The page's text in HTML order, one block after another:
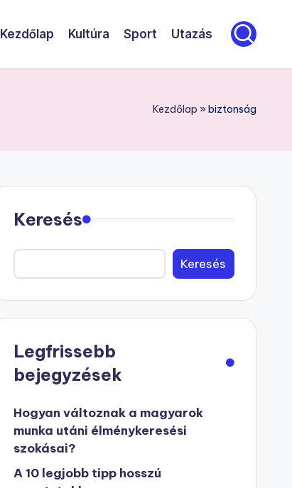
Kezdőlap Kultúra Sport Utazás
Kezdőlap »biztonság
Keresés
Keresés
Legfrissebb
bejegyzések
Hogyan változnak a magyarok
munka utáni élménykeresési
szokásai?
A 10 legjobb tipp hosszú